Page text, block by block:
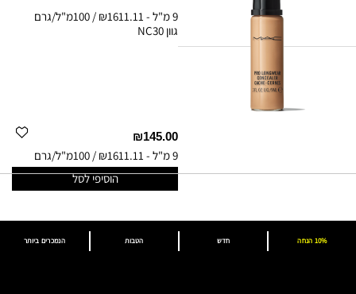
9 מ"ל - ₪1611.11 / 100מ"ל/גרם
גוון NC30
₪145.00
9 מ"ל - ₪1611.11 / 100מ"ל/גרם
הוסיפי לסל
הנמכרים ביותר הטבות חדש 10% הנחה